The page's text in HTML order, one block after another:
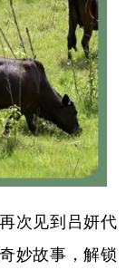
次见到吕妍代
妙故事，解锁